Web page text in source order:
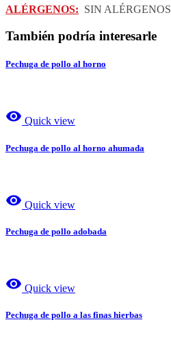
ALÉRGENOS: SIN ALÉRGENOS
También podría interesarle
Pechuga de pollo al horno
visibility Quick view
Pechuga de pollo al horno ahumada
visibility Quick view
Pechuga de pollo adobada
visibility Quick view
Pechuga de pollo a las finas hierbas